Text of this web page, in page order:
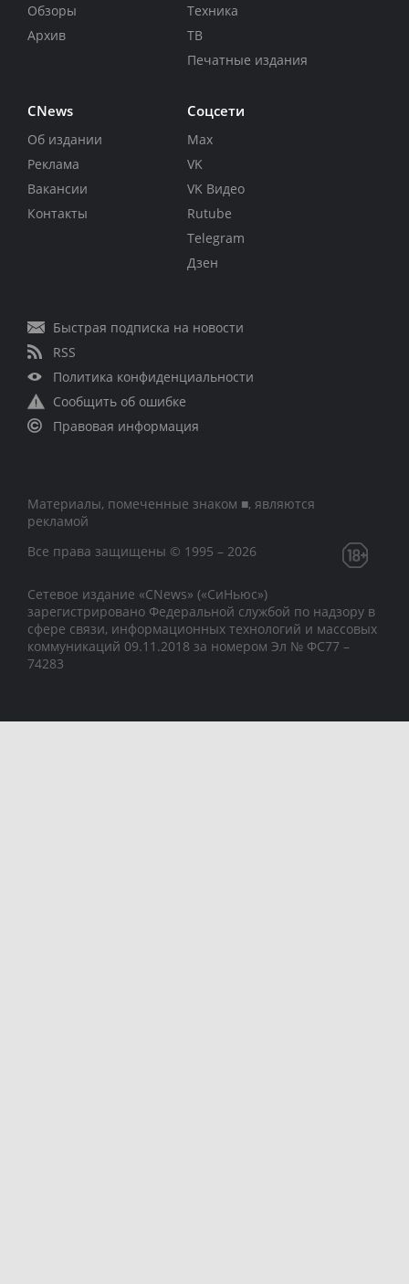
Обзоры
Архив
Техника
ТВ
Печатные издания
CNews
Об издании
Реклама
Вакансии
Контакты
Соцсети
Max
VK
VK Видео
Rutube
Telegram
Дзен
Быстрая подписка на новости
RSS
Политика конфиденциальности
Сообщить об ошибке
Правовая информация
Материалы, помеченные знаком ■, являются
рекламой
Все права защищены © 1995 – 2026
Сетевое издание «CNews» («СиНьюс»)
зарегистрировано Федеральной службой по надзору в
сфере связи, информационных технологий и массовых
коммуникаций 09.11.2018 за номером Эл № ФС77 –
74283